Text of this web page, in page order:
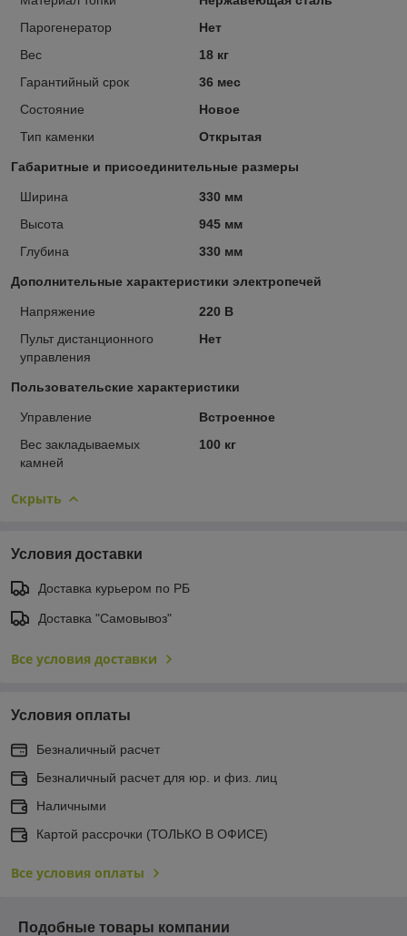
Парогенератор
Нет
Вес
18 кг
Гарантийный срок
36 мес
Состояние
Новое
Тип каменки
Открытая
Габаритные и присоединительные размеры
Ширина
330 мм
Высота
945 мм
Глубина
330 мм
Дополнительные характеристики электропечей
Напряжение
220 В
Пульт дистанционного
управления
Нет
Пользовательские характеристики
Управление
Встроенное
Вес закладываемых
камней
100 кг
Скрыть
Условия доставки
Доставка курьером по РБ
Доставка "Самовывоз"
Все условия доставки
Условия оплаты
Безналичный расчет
Безналичный расчет для юр. и физ. лиц
Наличными
Картой рассрочки (ТОЛЬКО В ОФИСЕ)
Все условия оплаты
Подобные товары компании